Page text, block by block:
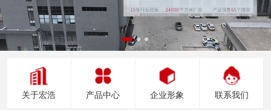
关于宏浩 产品中心 企业形象 联系我们